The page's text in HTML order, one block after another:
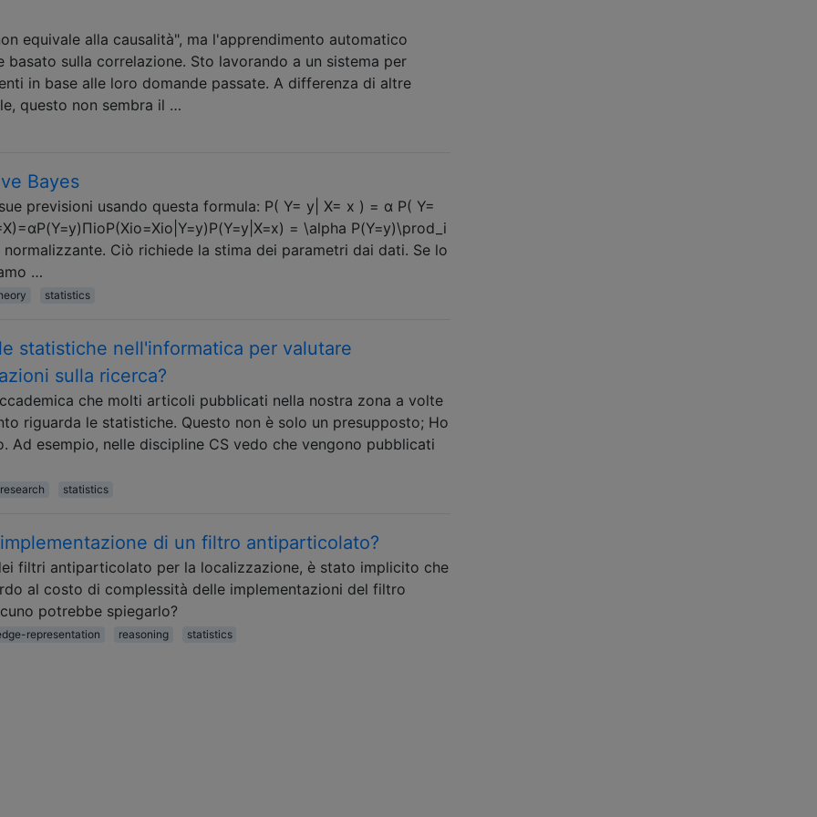
equivale alla causalità", ma l'apprendimento automatico
basato sulla correlazione. Sto lavorando a un sistema per
in base alle loro domande passate. A differenza di altre
questo non sembra il …
Bayes
previsioni usando questa formula: P( Y= y| X= x ) = α P( Y=
= \alpha P(Y=y)\prod_i
Ciò richiede la stima dei parametri dai dati. Se lo
…
statistics
statistiche nell'informatica per valutare
sulla ricerca?
che molti articoli pubblicati nella nostra zona a volte
riguarda le statistiche. Questo non è solo un presupposto; Ho
Ad esempio, nelle discipline CS vedo che vengono pubblicati
statistics
di un filtro antiparticolato?
filtri antiparticolato per la localizzazione, è stato implicito che
al costo di complessità delle implementazioni del filtro
potrebbe spiegarlo?
representation reasoning statistics